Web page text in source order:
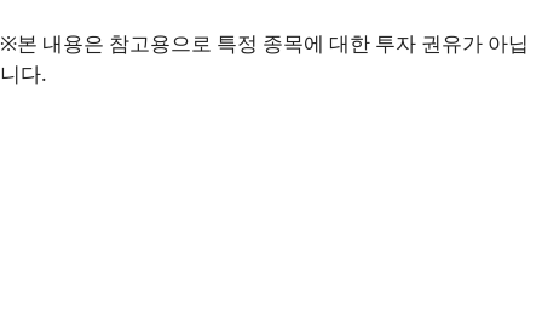
※본 내용은 참고용으로 특정 종목에 대한 투자 권유가 아닙
니다.